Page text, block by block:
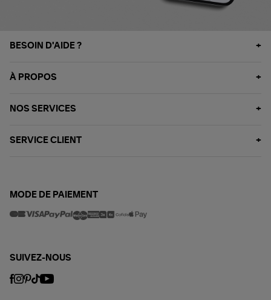
BESOIN D'AIDE ?
À PROPOS
NOS SERVICES
SERVICE CLIENT
MODE DE PAIEMENT
SUIVEZ-NOUS